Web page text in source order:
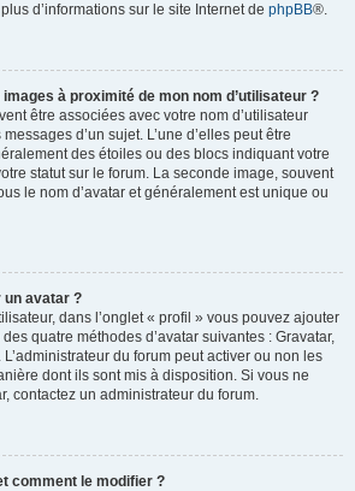
d’informations sur le site Internet de phpBB®.
à proximité de mon nom d’utilisateur ?
être associées avec votre nom d’utilisateur
d’un sujet. L’une d’elles peut être
des étoiles ou des blocs indiquant votre
statut sur le forum. La seconde image, souvent
le nom d’avatar et généralement est unique ou
un avatar ?
dans l’onglet « profil » vous pouvez ajouter
quatre méthodes d’avatar suivantes : Gravatar,
du forum peut activer ou non les
dont ils sont mis à disposition. Si vous ne
contactez un administrateur du forum.
comment le modifier ?